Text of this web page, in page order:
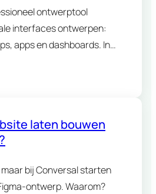
ontwerptool
interfaces ontwerpen:
apps en dashboards. In
laten bouwen
bij Conversal starten
ontwerp. Waarom?